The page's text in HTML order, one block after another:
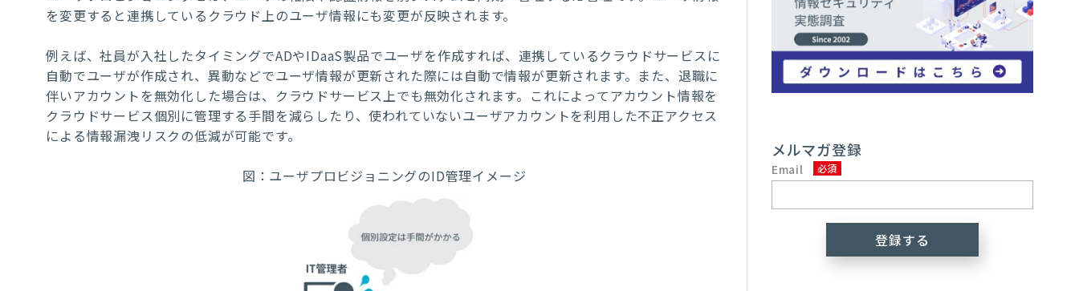
を変更すると連携しているクラウド上のユーザ情報にも変更が反映されます。
例えば、社員が入社したタイミングでADやIDaaS製品でユーザを作成すれば、連携しているクラウドサービスに
自動でユーザが作成され、異動などでユーザ情報が更新された際には自動で情報が更新されます。また、退職に
伴いアカウントを無効化した場合は、クラウドサービス上でも無効化されます。これによってアカウント情報を
クラウドサービス個別に管理する手間を減らしたり、使われていないユーザアカウントを利用した不正アクセス
による情報漏洩リスクの低減が可能です。
図：ユーザプロビジョニングのID管理イメージ
メルマガ登録
Email